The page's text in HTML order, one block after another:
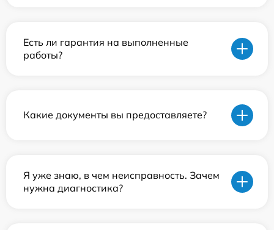
Есть ли гарантия на выполненные
работы?
Какие документы вы предоставляете?
Я уже знаю, в чем неисправность. Зачем
нужна диагностика?